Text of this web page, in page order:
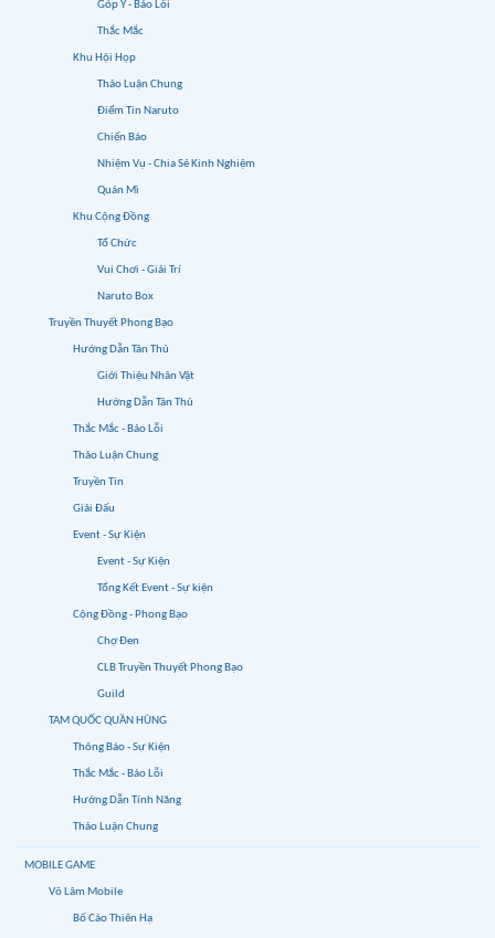
Góp Ý - Báo Lỗi
Thắc Mắc
Khu Hội Họp
Thảo Luận Chung
Điểm Tin Naruto
Chiến Báo
Nhiệm Vụ - Chia Sẻ Kinh Nghiệm
Quán Mì
Khu Cộng Đồng
Tổ Chức
Vui Chơi - Giải Trí
Naruto Box
Truyền Thuyết Phong Bạo
Hướng Dẫn Tân Thủ
Giới Thiệu Nhân Vật
Hướng Dẫn Tân Thủ
Thắc Mắc - Báo Lỗi
Thảo Luận Chung
Truyền Tin
Giải Đấu
Event - Sự Kiện
Event - Sự Kiện
Tổng Kết Event - Sự kiện
Cộng Đồng - Phong Bạo
Chợ Đen
CLB Truyền Thuyết Phong Bạo
Guild
TAM QUỐC QUẦN HÙNG
Thông Báo - Sự Kiện
Thắc Mắc - Báo Lỗi
Hướng Dẫn Tính Năng
Thảo Luận Chung
MOBILE GAME
Võ Lâm Mobile
Bố Cáo Thiên Hạ